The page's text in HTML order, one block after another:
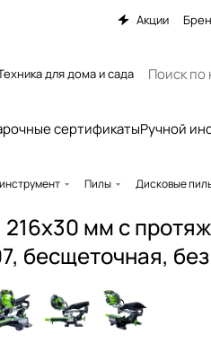
Акции
для дома и сада
сертификатыРучной
Пилы Дисковые
мм с
бесщеточная,